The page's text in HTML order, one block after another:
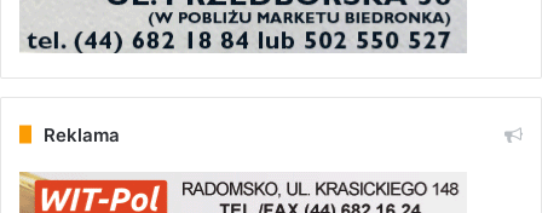
Reklama